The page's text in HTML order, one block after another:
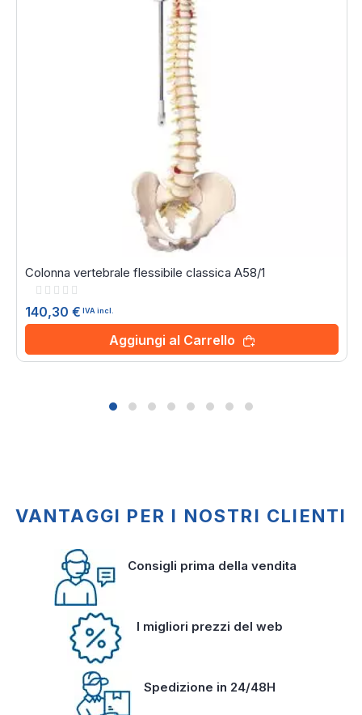
Colonna vertebrale flessibile classica A58/1
Rating:
140,30 € IVA incl.
Aggiungi al Carrello
VANTAGGI PER I NOSTRI CLIENTI
Consigli prima della vendita
I migliori prezzi del web
Spedizione in 24/48H